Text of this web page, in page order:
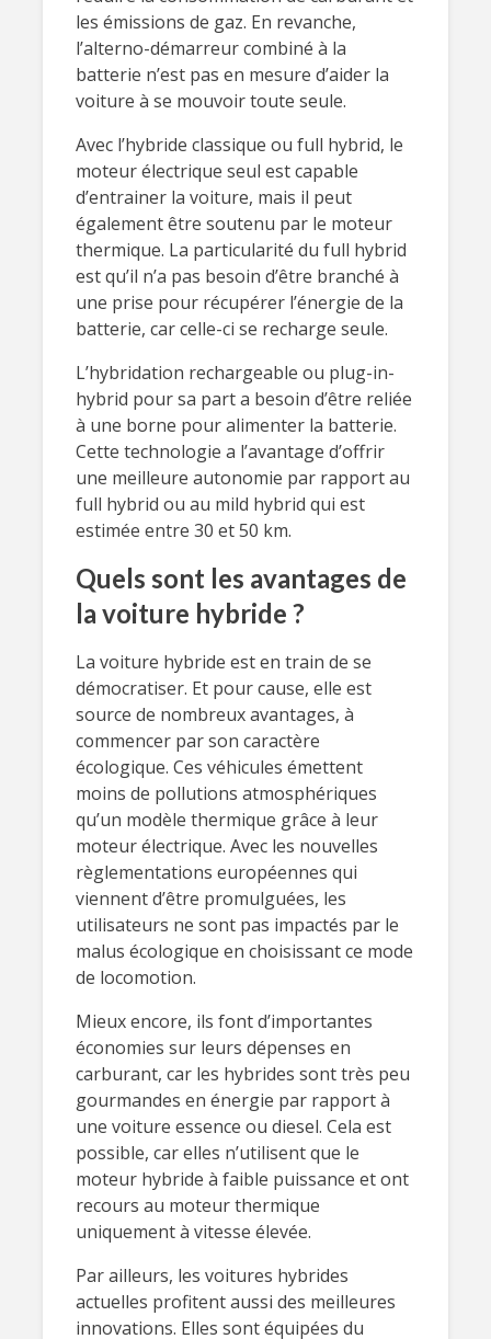
les émissions de gaz. En revanche,
l’alterno-démarreur combiné à la
batterie n’est pas en mesure d’aider la
voiture à se mouvoir toute seule.
Avec l’hybride classique ou full hybrid, le
moteur électrique seul est capable
d’entrainer la voiture, mais il peut
également être soutenu par le moteur
thermique. La particularité du full hybrid
est qu’il n’a pas besoin d’être branché à
une prise pour récupérer l’énergie de la
batterie, car celle-ci se recharge seule.
L’hybridation rechargeable ou plug-in-
hybrid pour sa part a besoin d’être reliée
à une borne pour alimenter la batterie.
Cette technologie a l’avantage d’offrir
une meilleure autonomie par rapport au
full hybrid ou au mild hybrid qui est
estimée entre 30 et 50 km.
Quels sont les avantages de
la voiture hybride ?
La voiture hybride est en train de se
démocratiser. Et pour cause, elle est
source de nombreux avantages, à
commencer par son caractère
écologique. Ces véhicules émettent
moins de pollutions atmosphériques
qu’un modèle thermique grâce à leur
moteur électrique. Avec les nouvelles
règlementations européennes qui
viennent d’être promulguées, les
utilisateurs ne sont pas impactés par le
malus écologique en choisissant ce mode
de locomotion.
Mieux encore, ils font d’importantes
économies sur leurs dépenses en
carburant, car les hybrides sont très peu
gourmandes en énergie par rapport à
une voiture essence ou diesel. Cela est
possible, car elles n’utilisent que le
moteur hybride à faible puissance et ont
recours au moteur thermique
uniquement à vitesse élevée.
Par ailleurs, les voitures hybrides
actuelles profitent aussi des meilleures
innovations. Elles sont équipées du